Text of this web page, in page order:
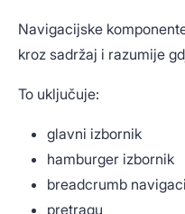
Navigacijske
kroz sadržaj i razumije
To uključuje:
glavni izbornik
hamburger izbornik
breadcrumb
pretragu